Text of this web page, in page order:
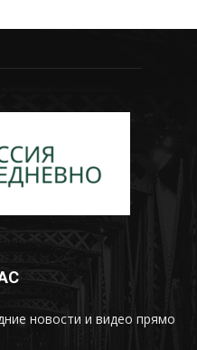
новости и видео прямо